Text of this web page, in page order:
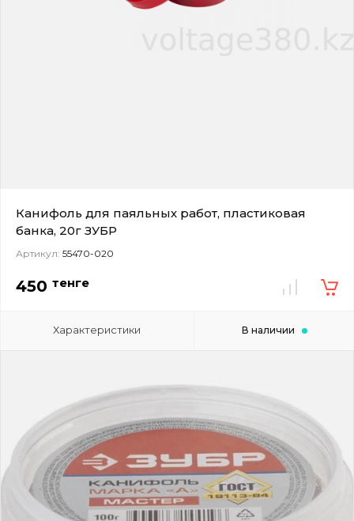
Канифоль для паяльных работ, пластиковая
банка, 20г ЗУБР
Артикул: 55470-020
450 тенге
Характеристики В наличии